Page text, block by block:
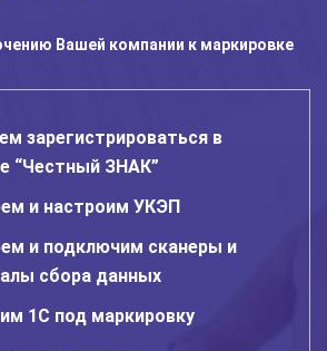
Вашей компании к маркировке
зарегистрироваться в
“Честный ЗНАК”
и настроим УКЭП
и подключим сканеры и
сбора данных
1С под маркировку